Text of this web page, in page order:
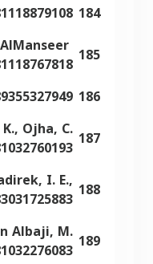
184
185
186
187
Ojha, C.
188
I. E.,
189
Albaji, M.